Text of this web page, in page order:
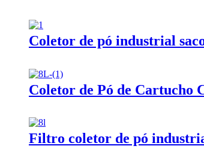
Coletor de pó industrial
Coletor de Pó de Cartucho
Filtro coletor de pó